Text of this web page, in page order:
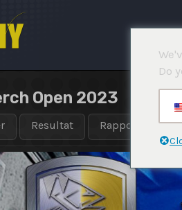
Open 2023
Resultat Rapporter
Do